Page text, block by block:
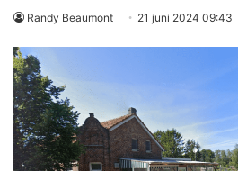
Randy Beaumont 21 juni 2024 09:43